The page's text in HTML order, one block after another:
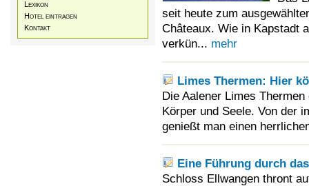
Lexikon
Hotel eintragen
Kontakt
seit heute zum
Châteaux. Wie in Kapstadt
verkün... mehr
Limes Thermen: Hier
Die Aalener Limes
Körper und Seele. Von der
genießt man einen
Eine Führung durch
Schloss Ellwangen thront